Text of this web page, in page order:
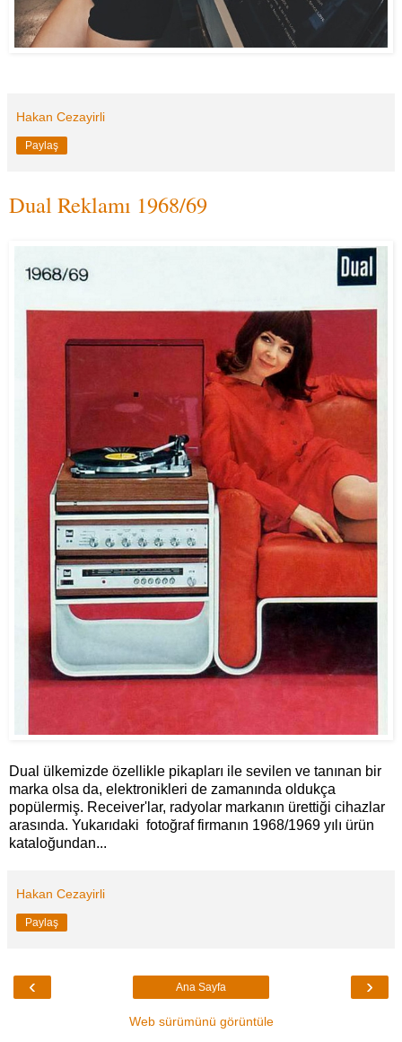
Hakan Cezayirli
Paylaş
Dual Reklamı 1968/69
Dual ülkemizde özellikle pikapları ile sevilen ve tanınan bir
marka olsa da, elektronikleri de zamanında oldukça
popülermiş. Receiver'lar, radyolar markanın ürettiği cihazlar
arasında. Yukarıdaki fotoğraf firmanın 1968/1969 yılı ürün
kataloğundan...
Hakan Cezayirli
Paylaş
‹ ›
Ana Sayfa
Web sürümünü görüntüle